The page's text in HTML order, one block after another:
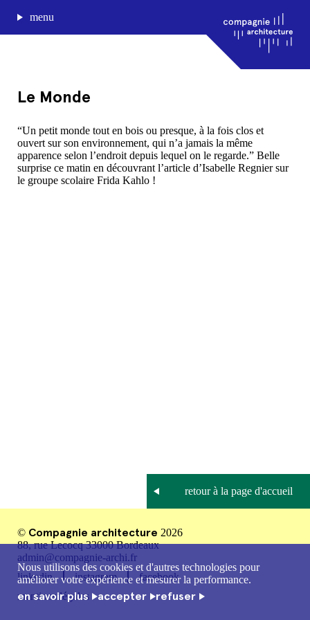
Nous utilisons des cookies et d'autres technologies pour
améliorer votre expérience et mesurer la performance.
en savoir plus accepter refuser
menu
journal de bord
projets
approche
agence
Le Monde
“Un petit monde tout en bois ou presque, à la fois clos et
ouvert sur son environnement, qui n’a jamais la même
apparence selon l’endroit depuis lequel on le regarde.” Belle
surprise ce matin en découvrant l’article d’Isabelle Regnier sur
le groupe scolaire Frida Kahlo !
© Compagnie architecture 2026
88, rue Lecocq 33000 Bordeaux
admin@compagnie-archi.fr
linkedin
instagram
facebook
mentions légales